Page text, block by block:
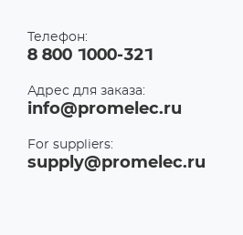
Телефон:
8 800 1000-321
Адрес для заказа:
info@promelec.ru
For suppliers:
supply@promelec.ru